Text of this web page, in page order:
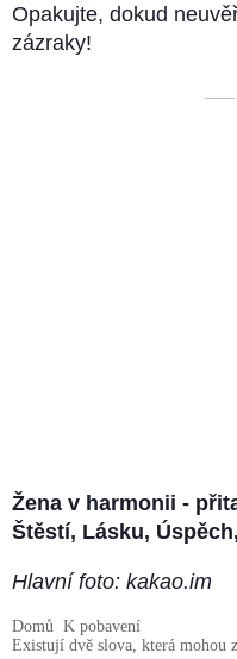
Opakujte, dokud
zázraky!
Žena v harmonii -
Štěstí, Lásku,
Hlavní foto: kakao.im
Domů K pobavení
Existují dvě slova, která mohou